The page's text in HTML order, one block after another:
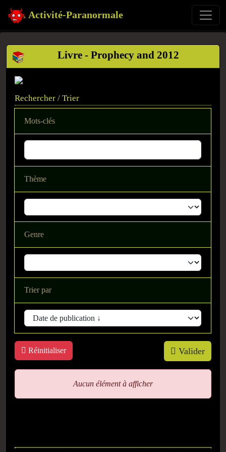
Activité-Paranormale
Livre - Prophecy and 2012
Rechercher / Trier
Mots-clés
Thème
Genre
Trier par
Valider
Réinitialiser
Aucun élément à afficher